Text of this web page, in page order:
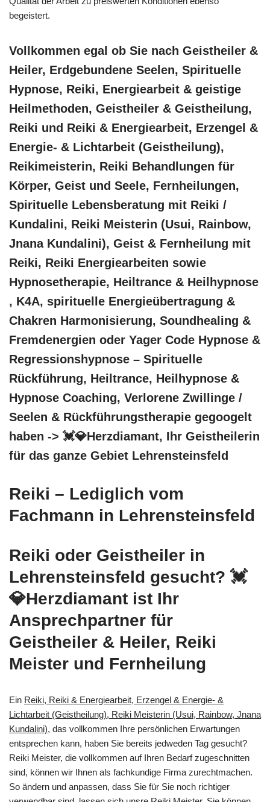
begeistert.
Vollkommen egal ob Sie nach Geistheiler &
Heiler, Erdgebundene Seelen, Spirituelle
Hypnose, Reiki, Energiearbeit & geistige
Heilmethoden, Geistheiler & Geistheilung,
Reiki und Reiki & Energiearbeit, Erzengel &
Energie- & Lichtarbeit (Geistheilung),
Reikimeisterin, Reiki Behandlungen für
Körper, Geist und Seele, Fernheilungen,
Spirituelle Lebensberatung mit Reiki /
Kundalini, Reiki Meisterin (Usui, Rainbow,
Jnana Kundalini), Geist & Fernheilung mit
Reiki, Reiki Energiearbeiten sowie
Hypnosetherapie, Heiltrance & Heilhypnose
, K4A, spirituelle Energieübertragung &
Chakren Harmonisierung, Soundhealing &
Fremdenergien oder Yager Code Hypnose &
Regressionshypnose – Spirituelle
Rückführung, Heiltrance, Heilhypnose &
Hypnose Coaching, Verlorene Zwillinge /
Seelen & Rückführungstherapie gegoogelt
haben -> 💓️💎Herzdiamant, Ihr Geistheilerin
für das ganze Gebiet Lehrensteinsfeld
Reiki – Lediglich vom
Fachmann in Lehrensteinsfeld
Reiki oder Geistheiler in
Lehrensteinsfeld gesucht? 💓️
💎Herzdiamant ist Ihr
Ansprechpartner für
Geistheiler & Heiler, Reiki
Meister und Fernheilung
Ein Reiki, Reiki & Energiearbeit, Erzengel & Energie- &
Lichtarbeit (Geistheilung), Reiki Meisterin (Usui, Rainbow, Jnana
Kundalini), das vollkommen Ihre persönlichen Erwartungen
entsprechen kann, haben Sie bereits jedweden Tag gesucht?
Reiki Meister, die vollkommen auf Ihren Bedarf zugeschnitten
sind, können wir Ihnen als fachkundige Firma zurechtmachen.
So ändern und anpassen, dass Sie für Sie noch richtiger